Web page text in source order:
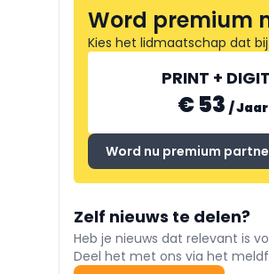
Word premium
Kies het lidmaatschap dat
PRINT +
€ 53 /Jaar
Word nu premium
Zelf nieuws te delen?
Heb je nieuws dat relevant is
Deel het met ons via het